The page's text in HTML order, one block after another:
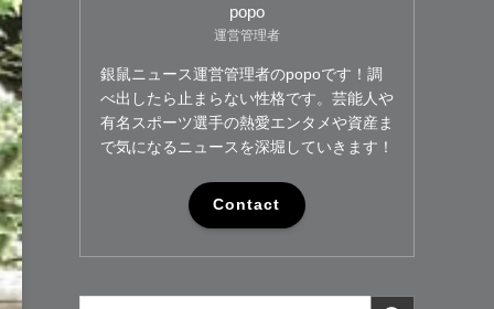
popo
運営管理者
銀鼠ニュース運営管理者のpopoです！調
べ出したら止まらない性格です。芸能人や
有名スポーツ選手の熱愛エンタメや資産ま
で気になるニュースを深堀していきます！
Contact